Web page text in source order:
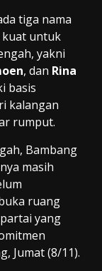
tiga nama
kuat untuk
yakni
, dan Rina
basis
kalangan
rumput.
Bambang
masih
ruang
yang
Jumat (8/11).